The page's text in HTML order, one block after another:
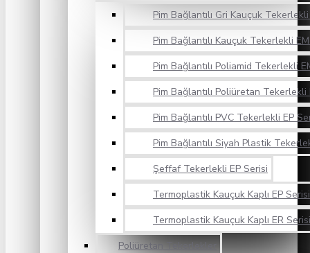
Pim Bağlantılı Gri Kauçuk
Pim Bağlantılı Kauçuk Tekerlekli
Pim Bağlantılı Poliamid Tekerlekli
Pim Bağlantılı Poliüretan Tekerlekli
Pim Bağlantılı PVC Tekerlekli EP
Pim Bağlantılı Siyah Plastik
Şeffaf Tekerlekli EP Serisi
Termoplastik Kauçuk Kaplı EP Serisi
Termoplastik Kauçuk Kaplı ER Serisi
Poliüretan Tekerlekler